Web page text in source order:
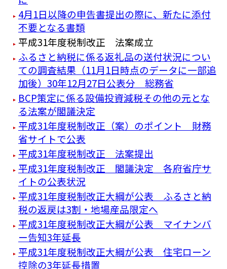
4月1日以降の申告書提出の際に、新たに添付
不要となる書類
平成31年度税制改正 法案成立
ふるさと納税に係る返礼品の送付状況につい
ての調査結果（11月1日時点のデータに一部追
加後）30年12月27日公表分 総務省
BCP策定に係る設備投資減税その他の元とな
る法案が閣議決定
平成31年度税制改正（案）のポイント 財務
省サイトで公表
平成31年度税制改正 法案提出
平成31年度税制改正 閣議決定 各府省庁サ
イトの公表状況
平成31年度税制改正大綱が公表 ふるさと納
税の返戻は3割・地場産品限定へ
平成31年度税制改正大綱が公表 マイナンバ
ー告知3年延長
平成31年度税制改正大綱が公表 住宅ローン
控除の3年延長措置